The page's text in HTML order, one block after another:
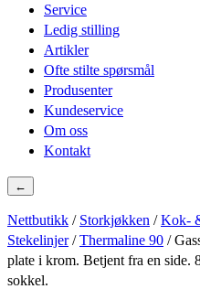
Service
Ledig stilling
Artikler
Ofte stilte spørsmål
Produsenter
Kundeservice
Om oss
Kontakt
←
Nettbutikk / Storkjøkken /Kok-
Stekelinjer/Thermaline 90 /
plate i krom. Betjent fra en side.
sokkel.